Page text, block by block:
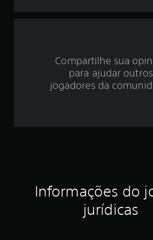
Compartilhe sua
para ajudar outros
jogadores da
Informações do
jurídicas